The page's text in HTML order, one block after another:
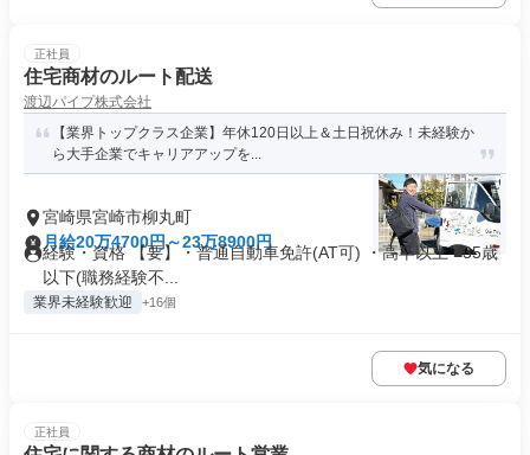
正社員
住宅商材のルート配送
渡辺パイプ株式会社
【業界トップクラス企業】年休120日以上＆土日祝休み！未経験か
ら大手企業でキャリアアップを...
宮崎県宮崎市柳丸町
月給20万4700円～23万8900円
経験・資格 【要】・普通自動車免許(AT可) ・高卒以上 ■35歳
以下(職務経験不...
業界未経験歓迎 +16個
気になる
正社員